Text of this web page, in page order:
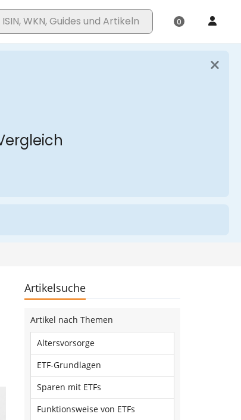
Artikelsuche
Artikel nach Themen
Altersvorsorge
ETF-Grundlagen
Sparen mit ETFs
Funktionsweise von ETFs